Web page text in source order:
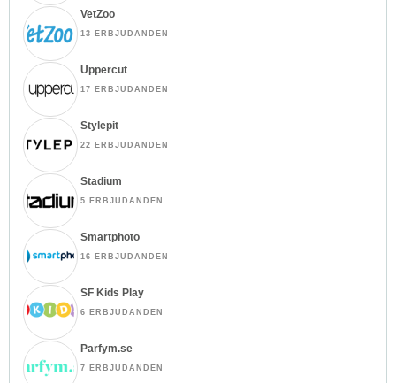
VetZoo
13 ERBJUDANDEN
Uppercut
17 ERBJUDANDEN
Stylepit
22 ERBJUDANDEN
Stadium
5 ERBJUDANDEN
Smartphoto
16 ERBJUDANDEN
SF Kids Play
6 ERBJUDANDEN
Parfym.se
7 ERBJUDANDEN